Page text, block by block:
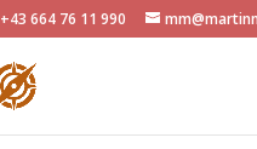
+43 664 76 11 990